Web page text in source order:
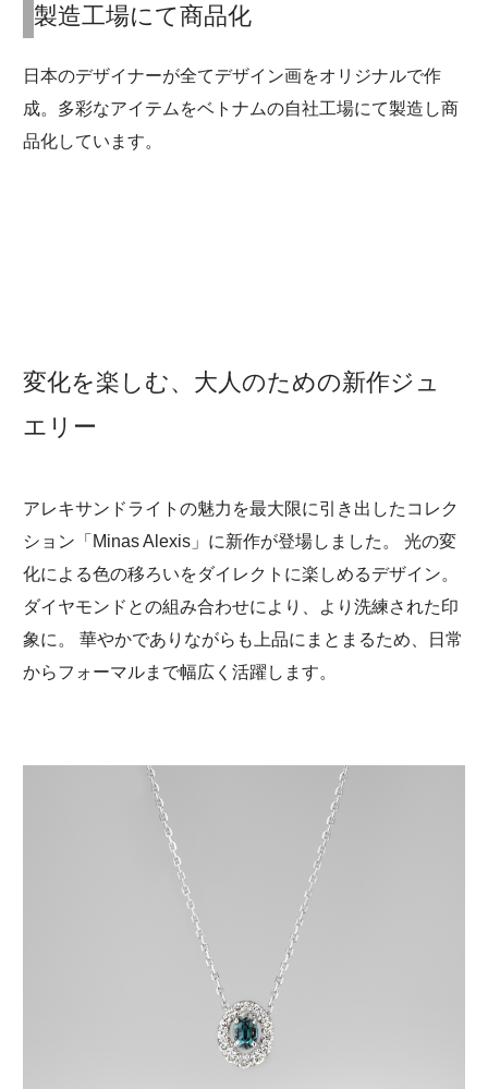
製造工場にて商品化
日本のデザイナーが全てデザイン画をオリジナルで作
成。多彩なアイテムをベトナムの自社工場にて製造し商
品化しています。
変化を楽しむ、大人のための新作ジュ
エリー
アレキサンドライトの魅力を最大限に引き出したコレク
ション「Minas Alexis」に新作が登場しました。 光の変
化による色の移ろいをダイレクトに楽しめるデザイン。
ダイヤモンドとの組み合わせにより、より洗練された印
象に。 華やかでありながらも上品にまとまるため、日常
からフォーマルまで幅広く活躍します。